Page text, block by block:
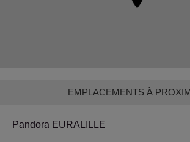
EMPLACEMENTS À
Pandora EURALILLE